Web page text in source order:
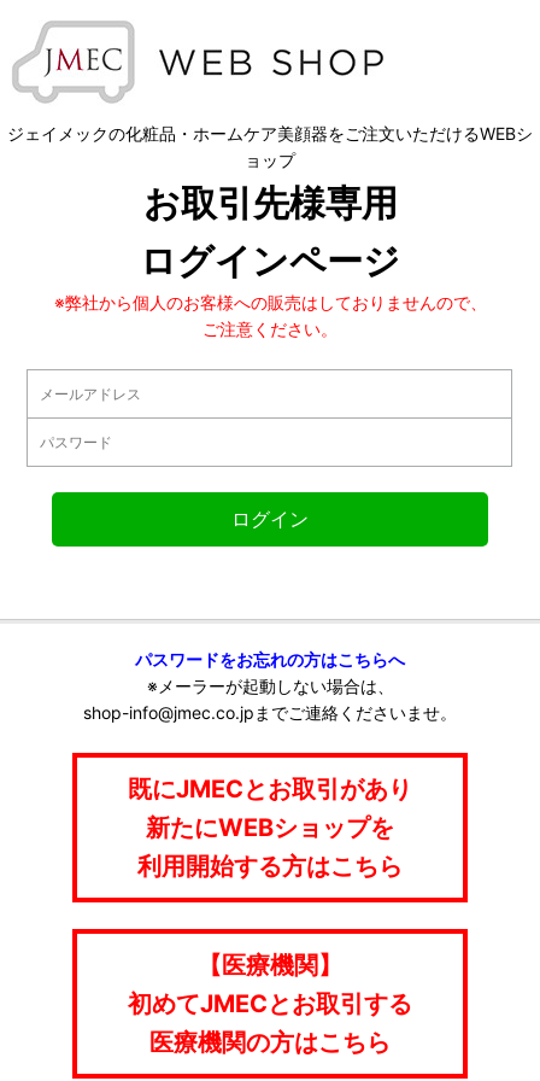
ジェイメックの化粧品・ホームケア美顔器をご注文いただけるWEBシ
ョップ
お取引先様専用
ログインページ
※弊社から個人のお客様への販売はしておりませんので、
ご注意ください。
パスワードをお忘れの方はこちらへ
※メーラーが起動しない場合は、
shop-info@jmec.co.jpまでご連絡くださいませ。
既にJMECとお取引があり
新たにWEBショップを
利用開始する方はこちら
【医療機関】
初めてJMECとお取引する
医療機関の方はこちら